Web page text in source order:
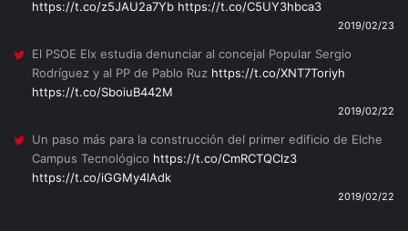
https://t.co/z5JAU2a7Yb https://t.co/C5UY3hbca3
2019/02/23
El PSOE Elx estudia denunciar al concejal Popular Sergio
Rodríguez y al PP de Pablo Ruz https://t.co/XNT7Toriyh
https://t.co/SboiuB442M
2019/02/22
Un paso más para la construcción del primer edificio de Elche
Campus Tecnológico https://t.co/CmRCTQClz3
https://t.co/iGGMy4lAdk
2019/02/22